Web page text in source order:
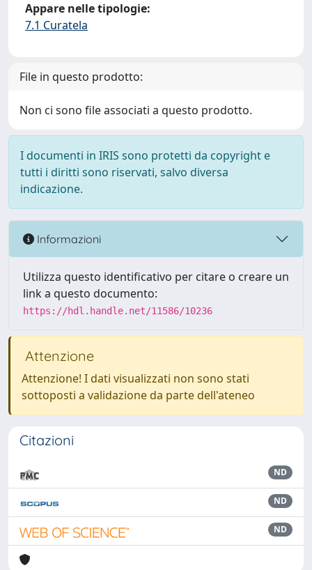
Appare nelle tipologie:
7.1 Curatela
File in questo prodotto:
Non ci sono file associati a questo prodotto.
I documenti in IRIS sono protetti da copyright e
tutti i diritti sono riservati, salvo diversa
indicazione.
Informazioni
Utilizza questo identificativo per citare o creare un
link a questo documento:
https://hdl.handle.net/11586/10236
Attenzione
Attenzione! I dati visualizzati non sono stati
sottoposti a validazione da parte dell'ateneo
Citazioni
ND
ND
ND